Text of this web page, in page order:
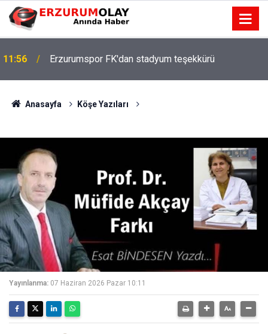
11:56 Erzurumspor FK'dan stadyum teşekkürü
Anasayfa Köşe Yazıları
Yayınlanma: 07 Haziran 2026 Pazar 10:11